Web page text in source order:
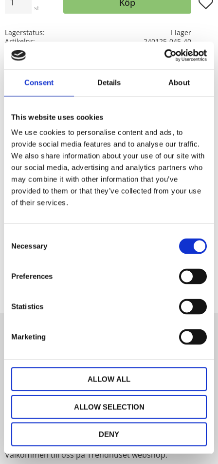
Consent Details About
This website uses cookies
We use cookies to personalise content and ads, to
provide social media features and to analyse our traffic.
We also share information about your use of our site with
our social media, advertising and analytics partners who
may combine it with other information that you’ve
provided to them or that they’ve collected from your use
of their services.
Selection
Necessary
Preferences
Statistics
Marketing
ALLOW ALL
ALLOW SELECTION
DENY
st
Lagerstatus
I lager
Artikelnr
240125-045-40
Tillverkare
Fondaco
länkenBENJIså finner du dessa
Duka fint med bordstabletter. Använd
tallriksunderlägg även kallade bordstabletter till
din dukning. Blir snyggt och det är praktiskt då det
skyddar ditt bord samtidigt som det har en
ljuddämpande effekt.
100% Bomull
PRENUMERERA
Välkommen till oss på Trendhuset webshop.